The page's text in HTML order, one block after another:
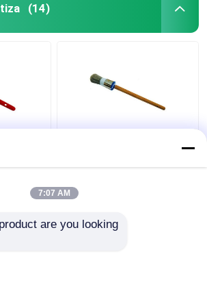
(14)
Brocha redonda de tiza
Mango de madera
lacado
7:07 AM
are you looking